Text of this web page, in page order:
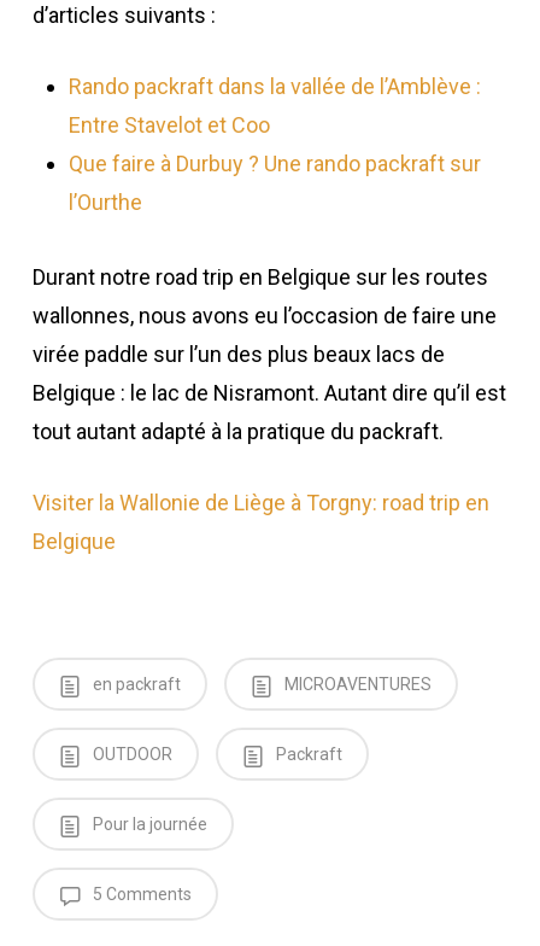
d’articles suivants :
Rando packraft dans la vallée de l’Amblève :
Entre Stavelot et Coo
Que faire à Durbuy ? Une rando packraft sur
l’Ourthe
Durant notre road trip en Belgique sur les routes
wallonnes, nous avons eu l’occasion de faire une
virée paddle sur l’un des plus beaux lacs de
Belgique : le lac de Nisramont. Autant dire qu’il est
tout autant adapté à la pratique du packraft.
Visiter la Wallonie de Liège à Torgny: road trip en
Belgique
en packraft MICROAVENTURES
OUTDOOR Packraft
Pour la journée
5 Comments